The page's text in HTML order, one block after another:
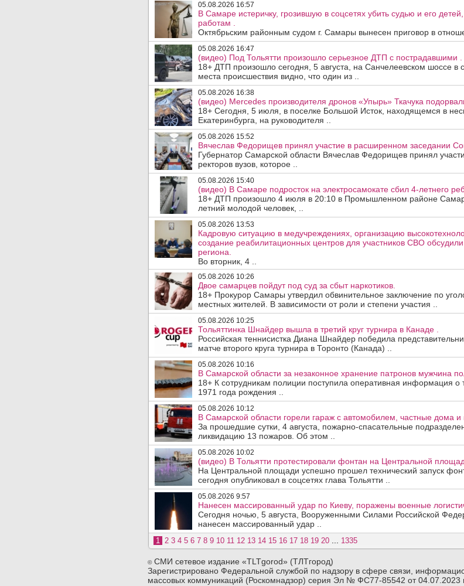
05.08.2026 16:57
В Самаре истеричку, грозившую в соцсетях убить судью и его
работам .
Октябрьским районным судом г. Самары вынесен приговор в
05.08.2026 16:47
(видео) Под Тольятти произошло серьезное ДТП с пострадавшими .
18+ ДТП произошло сегодня, 5 августа, на Санчелеевском шоссе в
места происшествия видно, что один из ..
05.08.2026 16:38
(видео) Mercedes производителя дронов «Упырь» Ткачука
18+ Сегодня, 5 июля, в поселке Большой Исток, находящемся в
Екатеринбурга, на руководителя ..
05.08.2026 15:52
Вячеслав Федорищев принял участие в расширенном заседании
Губернатор Самарской области Вячеслав Федорищев принял
ректоров вузов, которое ..
05.08.2026 15:40
(видео) В Самаре подросток на электросамокате сбил 4-летнего
18+ ДТП произошло 4 июля в 20:10 в Промышленном районе
летний молодой человек, ..
05.08.2026 13:53
Кадровую ситуацию в медучреждениях, организацию
создание реабилитационных центров для участников СВО
региона.
Во вторник, 4 ..
05.08.2026 10:26
Двое самарцев пойдут под суд за сбыт наркотиков.
18+ Прокурор Самары утвердил обвинительное заключение по
местных жителей. В зависимости от роли и степени участия ..
05.08.2026 10:25
Тольяттинка Шнайдер вышла в третий круг турнира в Канаде .
Российская теннисистка Диана Шнайдер победила
матче второго круга турнира в Торонто (Канада) ..
05.08.2026 10:16
В Самарской области за незаконное хранение патронов мужчина
18+ К сотрудникам полиции поступила оперативная информация о
1971 года рождения ..
05.08.2026 10:12
В Самарской области горели гараж с автомобилем, частные дома и
За прошедшие сутки, 4 августа, пожарно-спасательные
ликвидацию 13 пожаров. Об этом ..
05.08.2026 10:02
(видео) В Тольятти протестировали фонтан на Центральной
На Центральной площади успешно прошел технический запуск
сегодня опубликовал в соцсетях глава Тольятти ..
05.08.2026 9:57
Нанесен массированный удар по Киеву, поражены военные
Сегодня ночью, 5 августа, Вооруженными Силами Российской
нанесен массированный удар ..
1 2 3 4 5 6 7 8 9 10 11 12 13 14 15 16 17 18 19 20 1335
©СМИ сетевое издание «TLTgorod» (ТЛТгород)
Зарегистрировано Федеральной службой по надзору в сфере связи,
массовых коммуникаций (Роскомнадзор) серия Эл № ФС77-85542 от 04.07.2023